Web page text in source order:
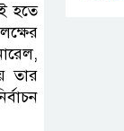
হতে
তার